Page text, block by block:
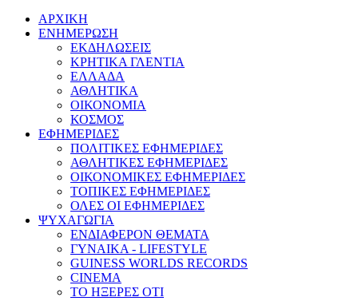
ΑΡΧΙΚΗ
ΕΝΗΜΕΡΩΣΗ
ΕΚΔΗΛΩΣΕΙΣ
ΚΡΗΤΙΚΑ ΓΛΕΝΤΙΑ
ΕΛΛΑΔΑ
ΑΘΛΗΤΙΚΑ
ΟΙΚΟΝΟΜΙΑ
ΚΟΣΜΟΣ
ΕΦΗΜΕΡΙΔΕΣ
ΠΟΛΙΤΙΚΕΣ ΕΦΗΜΕΡΙΔΕΣ
ΑΘΛΗΤΙΚΕΣ ΕΦΗΜΕΡΙΔΕΣ
ΟΙΚΟΝΟΜΙΚΕΣ ΕΦΗΜΕΡΙΔΕΣ
ΤΟΠΙΚΕΣ ΕΦΗΜΕΡΙΔΕΣ
ΟΛΕΣ ΟΙ ΕΦΗΜΕΡΙΔΕΣ
ΨΥΧΑΓΩΓΙΑ
ΕΝΔΙΑΦΕΡΟΝ ΘΕΜΑΤΑ
ΓΥΝΑΙΚΑ - LIFESTYLE
GUINESS WORLDS RECORDS
CINEMA
ΤΟ ΗΞΕΡΕΣ ΟΤΙ